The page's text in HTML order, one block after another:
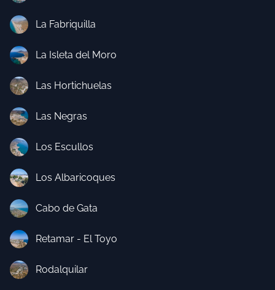
La Fabriquilla
La Isleta del Moro
Las Hortichuelas
Las Negras
Los Escullos
Los Albaricoques
Cabo de Gata
Retamar - El Toyo
Rodalquilar